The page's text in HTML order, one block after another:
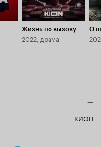
Жизнь по вызову
2022, драма
—
КИОН